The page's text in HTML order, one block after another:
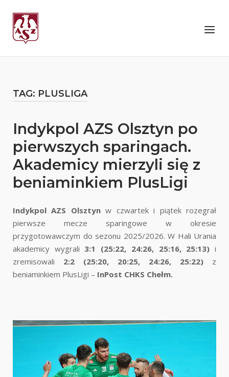
content
Home
Menu
TAG: PLUSLIGA
Indykpol AZS Olsztyn po
pierwszych sparingach.
Akademicy mierzyli się z
beniaminkiem PlusLigi
Indykpol AZS Olsztynw czwartek i piątek rozegrał
pierwsze mecze sparingowe w okresie
przygotowawczym do sezonu 2025/2026. W Hali Urania
akademicy wygrali 3:1 (25:22, 24:26, 25:16, 25:13) i
zremisowali 2:2 (25:20, 20:25, 24:26, 25:22) z
beniaminkiem PlusLigi – InPost CHKS Chełm.